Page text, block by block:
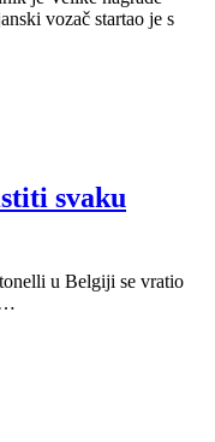
vozač startao je s
svaku
u Belgiji se vratio